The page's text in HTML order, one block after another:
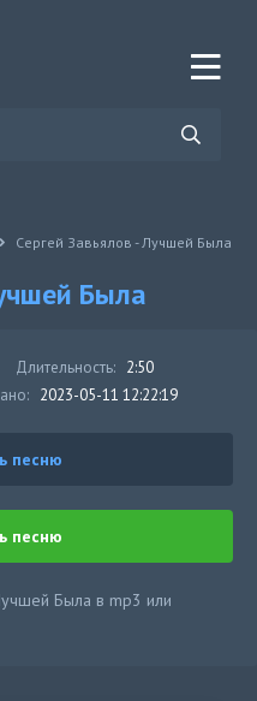
Сергей Завьялов - Лучшей Была
Была
Длительность: 2:50
2023-05-11 12:22:19
песню
песню
Была в mp3 или